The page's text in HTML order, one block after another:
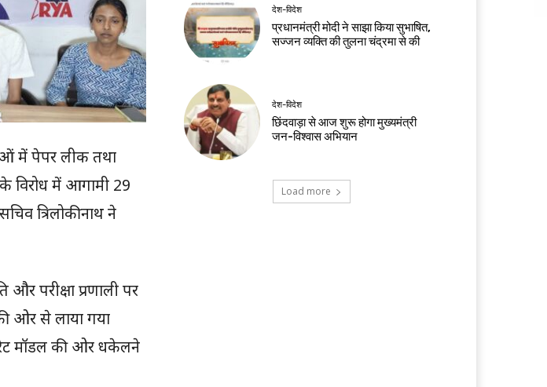
में पेपर लीक तथा
विरोध में आगामी 29
त्रिलोकीनाथ ने
और परीक्षा प्रणाली पर
ओर से लाया गया
मॉडल की ओर धकेलने
देश-विदेश
प्रधानमंत्री मोदी ने साझा किया सुभाषित,
सज्जन व्यक्ति की तुलना चंद्रमा से की
देश-विदेश
छिंदवाड़ा से आज शुरू होगा मुख्यमंत्री
जन-विश्वास अभियान
Load more